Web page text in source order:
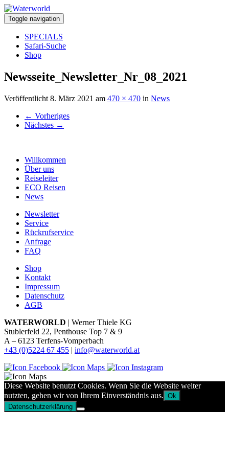
Toggle navigation
SPECIALS
Safari-Suche
Shop
Newsseite_Newsletter_Nr_08_2021
Veröffentlicht 8. März 2021 am 470 × 470 in News
← Vorheriges
Nächstes →
Willkommen
Über uns
Reiseleiter
ECO Reisen
News
Newsletter
Service
Rückrufservice
Anfrage
FAQ
Shop
Kontakt
Impressum
Datenschutz
AGB
WATERWORLD | Werner Thiele KG
Stublerfeld 22, Penthouse Top 7 & 9
A – 6123 Terfens-Vomperbach
+43 (0)5224 67 455 | info@waterworld.at
Diese Website benutzt Cookies. Wenn Sie die Website weiter
nutzten, gehen wir von Ihrem Einverständnis aus. Ok
Datenschutzerklärung